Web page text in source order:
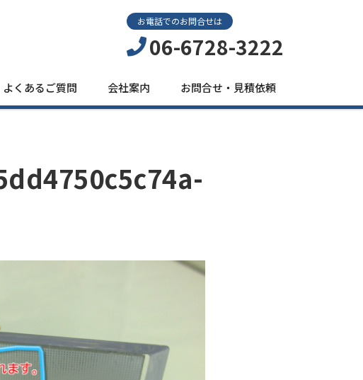
お電話でのお問合せは
06-6728-3222
よくあるご質問 会社案内 お問合せ・見積依頼